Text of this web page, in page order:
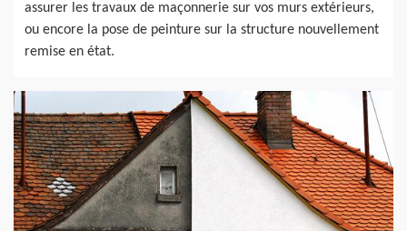
assurer les travaux de maçonnerie sur vos murs extérieurs,
ou encore la pose de peinture sur la structure nouvellement
remise en état.